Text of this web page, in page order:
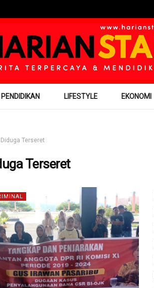
PENDIDIKAN LIFESTYLE EKONOMI
Diduga Terseret
Terseret